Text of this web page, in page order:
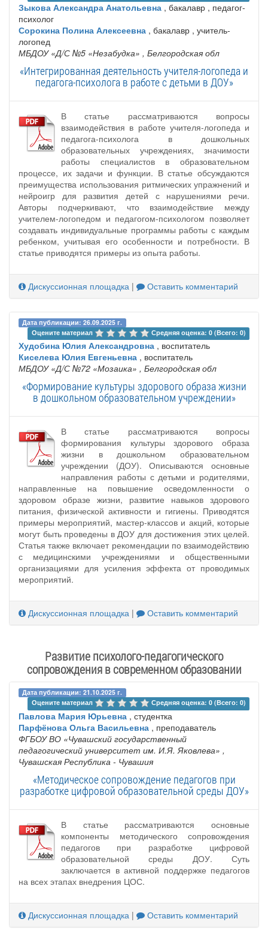
Зыкова Александра Анатольевна , бакалавр , педагог-
психолог
Сорокина Полина Алексеевна , бакалавр , учитель-
логопед
МБДОУ «Д/С №5 «Незабудка» , Белгородская обл
«Интегрированная деятельность учителя-логопеда и
педагога-психолога в работе с детьми в ДОУ»
В статье рассматриваются вопросы
взаимодействия в работе учителя-логопеда и
педагога-психолога в дошкольных
образовательных учреждениях, значимости
работы специалистов в образовательном
процессе, их задачи и функции. В статье обсуждаются
преимущества использования ритмических упражнений и
нейроигр для развития детей с нарушениями речи.
Авторы подчеркивают, что взаимодействие между
учителем-логопедом и педагогом-психологом позволяет
создавать индивидуальные программы работы с каждым
ребенком, учитывая его особенности и потребности. В
статье приводятся примеры из опыта работы.
Дискуссионная площадка | Оставить комментарий
Дата публикации: 26.09.2025 г.
Оцените материал
Средняя оценка: 0 (Всего: 0)
Худобина Юлия Александровна , воспитатель
Киселева Юлия Евгеньевна , воспитатель
МБДОУ «Д/С №72 «Мозаика» , Белгородская обл
«Формирование культуры здорового образа жизни
в дошкольном образовательном учреждении»
В статье рассматриваются вопросы
формирования культуры здорового образа
жизни в дошкольном образовательном
учреждении (ДОУ). Описываются основные
направления работы с детьми и родителями,
направленные на повышение осведомленности о
здоровом образе жизни, развитие навыков здорового
питания, физической активности и гигиены. Приводятся
примеры мероприятий, мастер-классов и акций, которые
могут быть проведены в ДОУ для достижения этих целей.
Статья также включает рекомендации по взаимодействию
с медицинскими учреждениями и общественными
организациями для усиления эффекта от проводимых
мероприятий.
Дискуссионная площадка | Оставить комментарий
Развитие психолого-педагогического
сопровождения в современном образовании
Дата публикации: 21.10.2025 г.
Оцените материал
Средняя оценка: 0 (Всего: 0)
Павлова Мария Юрьевна , студентка
Парфёнова Ольга Васильевна , преподаватель
ФГБОУ ВО «Чувашский государственный
педагогический университет им. И.Я. Яковлева» ,
Чувашская Республика - Чувашия
«Методическое сопровождение педагогов при
разработке цифровой образовательной среды ДОУ»
В статье рассматриваются основные
компоненты методического сопровождения
педагогов при разработке цифровой
образовательной среды ДОУ. Суть
заключается в активной поддержке педагогов
на всех этапах внедрения ЦОС.
Дискуссионная площадка | Оставить комментарий